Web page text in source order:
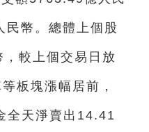
幣。總體上個股
較上個交易日放
板塊漲幅居前，
全天淨賣出14.41